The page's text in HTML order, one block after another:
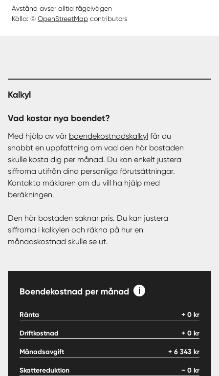
Avstånd avser alltid fågelvägen
Källa: © OpenStreetMap contributors
Kalkyl
Vad kostar nya boendet?
Med hjälp av vår boendekostnadskalkyl får du
snabbt en uppfattning om vad den här bostaden
skulle kosta dig per månad. Du kan enkelt justera
siffrorna utifrån dina personliga förutsättningar.
Kontakta mäklaren om du vill ha hjälp med
beräkningen.
Den här bostaden saknar pris. Du kan justera
siffrorna i kalkylen och räkna på hur en
månadskostnad skulle se ut.
Boendekostnad per månad
Ränta + 0 kr
Driftkostnad + 0 kr
Månadsavgift + 6 343 kr
Skattereduktion − 0 kr